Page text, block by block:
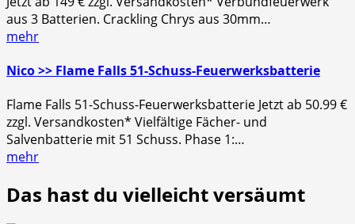
aus 3 Batterien. Crackling Chrys aus 30mm…
mehr
Nico >> Flame Falls 51-Schuss-Feuerwerksbatterie
Flame Falls 51-Schuss-Feuerwerksbatterie Jetzt ab 50.99 €
zzgl. Versandkosten* Vielfältige Fächer- und
Salvenbatterie mit 51 Schuss. Phase 1:…
mehr
Das hast du vielleicht versäumt